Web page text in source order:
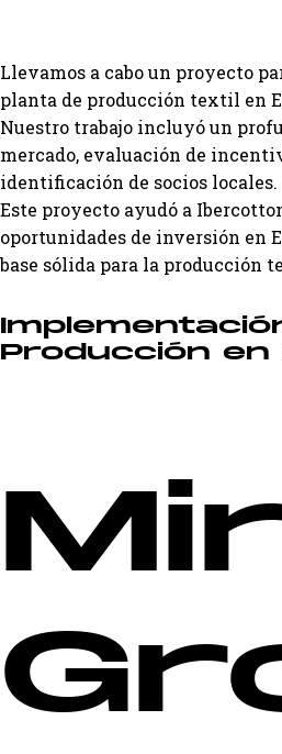
Llevamos a cabo un proyecto
planta de producción textil en
Nuestro trabajo incluyó un
mercado, evaluación de
identificación de socios locales.
Este proyecto ayudó a
oportunidades de inversión en
base sólida para la producción
Producción en